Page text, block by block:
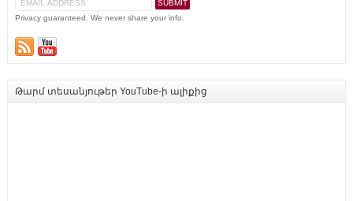
Privacy guaranteed. We never share your info.
Թարմ տեսանյութեր YouTube-ի ալիքից